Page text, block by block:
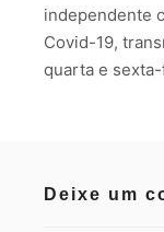
independente
Covid-19,
quarta e
Deixe um